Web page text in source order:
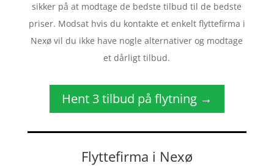
sikker på at modtage de bedste tilbud til de bedste
priser. Modsat hvis du kontakte et enkelt flyttefirma i
Nexø vil du ikke have nogle alternativer og modtage
et dårligt tilbud.
Hent 3 tilbud på flytning →
Flyttefirma i Nexø